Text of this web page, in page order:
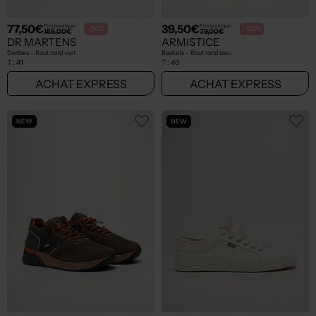
77,50€Prix boutique :
155,00€ -50%
DR MARTENS
Derbies - Bout rond vert
T : 41
ACHAT EXPRESS
39,50€Prix boutique :
79,00€ -50%
ARMISTICE
Baskets - Bout rond bleu
T : 40
ACHAT EXPRESS
NEW NEW